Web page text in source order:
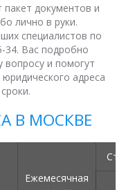
документов и
лично в руки.
специалистов по
34. Вас подробно
и помогут
адреса
В МОСКВЕ
Ежемесячная